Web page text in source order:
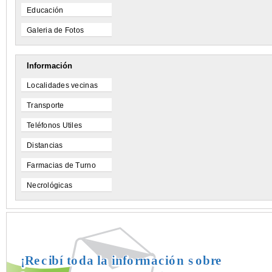
Educación
Galeria de Fotos
Información
Localidades vecinas
Transporte
Teléfonos Utiles
Distancias
Farmacias de Turno
Necrológicas